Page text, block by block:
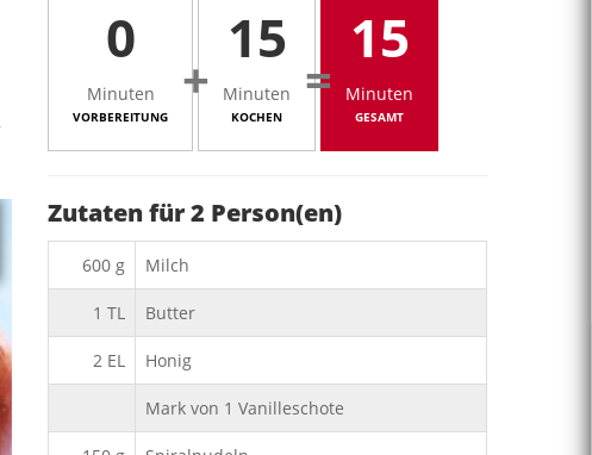
0
Minuten
VORBEREITUNG
+
15
Minuten
KOCHEN
=
15
Minuten
GESAMT
Zutaten für2 Person(en)
600 g Milch
1 TL Butter
2 EL Honig
Mark von 1 Vanilleschote